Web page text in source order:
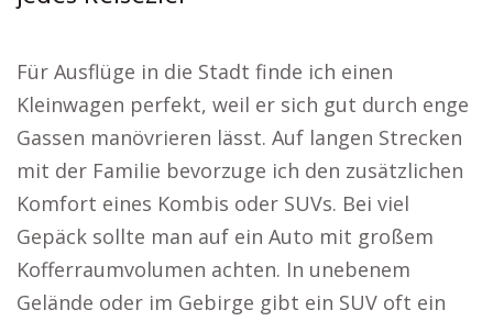
Für Ausflüge in die Stadt finde ich einen
Kleinwagen perfekt, weil er sich gut durch enge
Gassen manövrieren lässt. Auf langen Strecken
mit der Familie bevorzuge ich den zusätzlichen
Komfort eines Kombis oder SUVs. Bei viel
Gepäck sollte man auf ein Auto mit großem
Kofferraumvolumen achten. In unebenem
Gelände oder im Gebirge gibt ein SUV oft ein